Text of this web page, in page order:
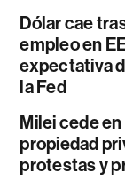
Dólar cae
empleo en
expectativa
la Fed
Milei cede
propiedad
protestas y